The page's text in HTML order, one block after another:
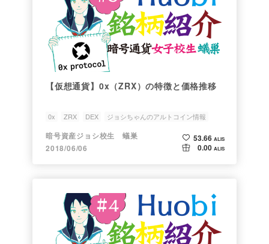
【仮想通貨】0x（ZRX）の特徴と価格推移
0x ZRX DEX
ジョシちゃんのアルトコイン情報
銘柄研究会
暗号資産ジョシ校生 蟻巣
2018/06/06
53.66 ALIS
0.00 ALIS